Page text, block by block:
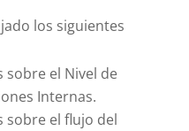
los siguientes
sobre el Nivel de
Internas.
sobre el flujo del